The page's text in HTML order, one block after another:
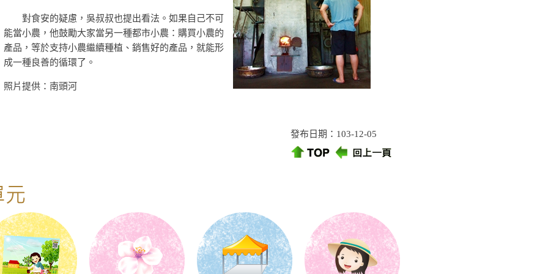
對食安的疑慮，吳叔叔也提出看法。如果自己不可
能當小農，他鼓勵大家當另一種都市小農：購買小農的
產品，等於支持小農繼續種植、銷售好的產品，就能形
成一種良善的循環了。
照片提供：南頭河
發布日期：103-12-05